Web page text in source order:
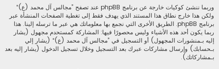
وربما ننشئ كوكيات خارجة عن برنامج phpBB عند تصفح ”مجالس آل محمد (ع)“
ولكن هذا خارج نطاق هذا المستند الذي يهدف فقط إلى تغطية الصفحات المنشأة عبر
برنامج phpBB. الطريق الأخرى التي نجمع بها معلوماتك هي عبر ما ترسله إلينا. هذا
ربما يكون أحد هذه الأشياء وليس محصورًا فيها: المشاركة كمستحدم مجهول (يشار
إليه بـمنشورات المجهول) أو التسجيل في ”مجالس آل محمد (ع)“ (يشار إلي
بـحسابك) وإرسال مشاركات عبرك بعد التسجيل وخلال تسجيل الدخول (يشار إليه بعد
بـمشاركاتك).